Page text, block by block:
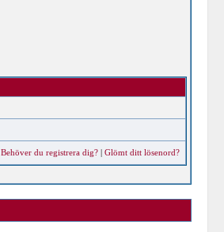
Behöver du registrera dig?| Glömt ditt lösenord?